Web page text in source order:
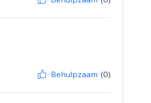
Behulpzaam (0)